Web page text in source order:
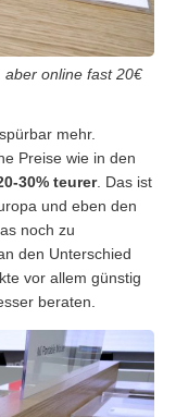
aber online fast 20€
mehr.
Preise wie in den
30% teurer. Das ist
und eben den
noch zu
den Unterschied
vor allem günstig
beraten.